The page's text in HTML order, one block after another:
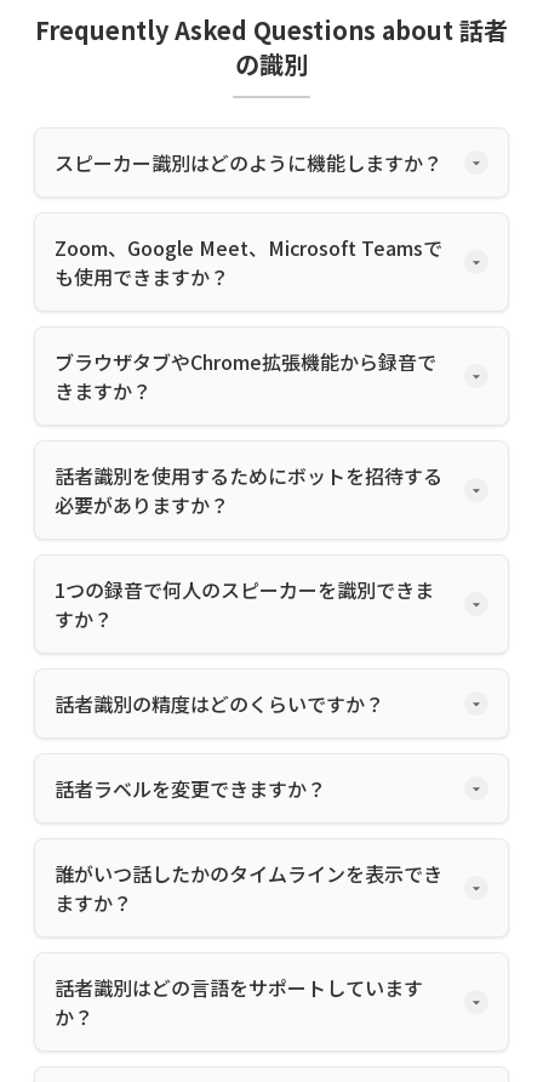
Frequently Asked Questions about 話者
の識別
スピーカー識別はどのように機能しますか？
Zoom、Google Meet、Microsoft Teamsで
も使用できますか？
ブラウザタブやChrome拡張機能から録音で
きますか？
話者識別を使用するためにボットを招待する
必要がありますか？
1つの録音で何人のスピーカーを識別できま
すか？
話者識別の精度はどのくらいですか？
話者ラベルを変更できますか？
誰がいつ話したかのタイムラインを表示でき
ますか？
話者識別はどの言語をサポートしています
か？